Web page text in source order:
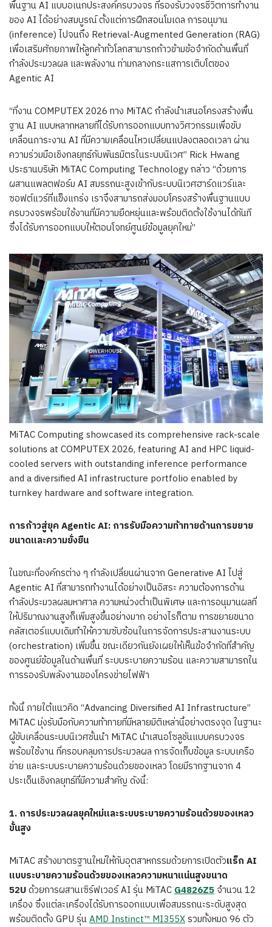
พื้นฐาน AI แบบอเนกประสงค์ครบวงจร ที่รองรับวงจรชีวิตการทำงาน
ของ AI ได้อย่างสมบูรณ์ ตั้งแต่การฝึกสอนโมเดล การอนุมาน
(inference) ไปจนถึง Retrieval-Augmented Generation (RAG)
เพื่อเสริมศักยภาพให้ลูกค้าทั่วโลกสามารถก้าวข้ามข้อจำกัดด้านพื้นที่
กำลังประมวลผล และพลังงาน ท่ามกลางกระแสการเติบโตของ
Agentic AI
“ที่งาน COMPUTEX 2026 ทาง MiTAC กำลังนำเสนอโครงสร้างพื้น
ฐาน AI แบบหลากหลายที่ได้รับการออกแบบทางวิศวกรรมเพื่อขับ
เคลื่อนภาระงาน AI ที่มีความเคลื่อนไหวเปลี่ยนแปลงตลอดเวลา ผ่าน
ความร่วมมือเชิงกลยุทธ์กับพันธมิตรในระบบนิเวศ” Rick Hwang
ประธานบริษัท MiTAC Computing Technology กล่าว “ด้วยการ
ผสานแพลตฟอร์ม AI สมรรถนะสูงเข้ากับระบบนิเวศฮาร์ดแวร์และ
ซอฟต์แวร์ที่แข็งแกร่ง เราจึงสามารถส่งมอบโครงสร้างพื้นฐานแบบ
ครบวงจรพร้อมใช้งานที่มีความยืดหยุ่นและพร้อมติดตั้งใช้งานได้ทันที
ซึ่งได้รับการออกแบบให้ตอบโจทย์ศูนย์ข้อมูลยุคใหม่”
MiTAC Computing showcased its comprehensive rack-scale
solutions at COMPUTEX 2026, featuring AI and HPC liquid-
cooled servers with outstanding inference performance
and a diversified AI infrastructure portfolio enabled by
turnkey hardware and software integration.
การก้าวสู่ยุคAgentic AI:การรับมือความท้าทายด้านการขยาย
ขนาดและความยั่งยืน
ในขณะที่องค์กรต่าง ๆ กำลังเปลี่ยนผ่านจาก Generative AI ไปสู่
Agentic AI ที่สามารถทำงานได้อย่างเป็นอิสระ ความต้องการด้าน
กำลังประมวลผลมหาศาล ความหน่วงต่ำเป็นพิเศษ และการอนุมานผลที่
ให้ปริมาณงานสูงก็เพิ่มสูงขึ้นอย่างมาก อย่างไรก็ตาม การขยายขนาด
คลัสเตอร์แบบเดิมทำให้ความซับซ้อนในการจัดการประสานงานระบบ
(orchestration) เพิ่มขึ้น ขณะเดียวกันยังเผยให้เห็นข้อจำกัดที่สำคัญ
ของศูนย์ข้อมูลในด้านพื้นที่ ระบบระบายความร้อน และความสามารถใน
การรองรับพลังงานของโครงข่ายไฟฟ้า
ทั้งนี้ ภายใต้แนวคิด “Advancing Diversified AI Infrastructure”
MiTAC มุ่งรับมือกับความท้าทายที่มีหลายมิติเหล่านี้อย่างตรงจุด ในฐานะ
ผู้ขับเคลื่อนระบบนิเวศชั้นนำ MiTAC นำเสนอโซลูชันแบบครบวงจร
พร้อมใช้งาน ที่ครอบคลุมการประมวลผล การจัดเก็บข้อมูล ระบบเครือ
ข่าย และระบบระบายความร้อนด้วยของเหลว โดยมีรากฐานจาก 4
ประเด็นเชิงกลยุทธ์ที่มีความสำคัญ ดังนี้:
1.การประมวลผลยุคใหม่และระบบระบายความร้อนด้วยของเหลว
ขั้นสูง
MiTAC สร้างมาตรฐานใหม่ให้กับอุตสาหกรรมด้วยการเปิดตัวแร็ก AI
แบบระบายความร้อนด้วยของเหลวความหนาแน่นสูงขนาด
52Uด้วยการผสานเซิร์ฟเวอร์ AI รุ่น MiTACG4826Z5 จำนวน 12
เครื่อง ซึ่งแต่ละเครื่องได้รับการออกแบบเพื่อสมรรถนะระดับสูงสุด
พร้อมติดตั้ง GPU รุ่นAMD Instinct™ MI355Xรวมทั้งหมด 96 ตัว